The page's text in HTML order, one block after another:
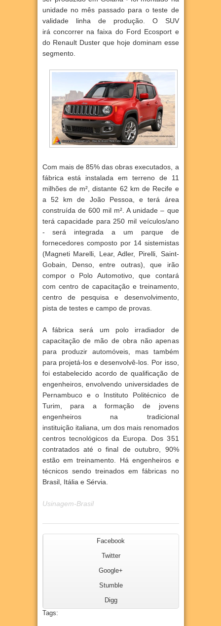
unidade no mês passado para o teste de
validade linha de produção. O SUV
irá concorrer na faixa do Ford Ecosport e
do Renault Duster que hoje dominam esse
segmento.
Com mais de 85% das obras executados, a
fábrica está instalada em terreno de 11
milhões de m², distante 62 km de Recife e
a 52 km de João Pessoa, e terá área
construída de 600 mil m². A unidade – que
terá capacidade para 250 mil veículos/ano
- será integrada a um parque de
fornecedores composto por 14 sistemistas
(Magneti Marelli, Lear, Adler, Pirelli, Saint-
Gobain, Denso, entre outras), que irão
compor o Polo Automotivo, que contará
com centro de capacitação e treinamento,
centro de pesquisa e desenvolvimento,
pista de testes e campo de provas.
A fábrica será um polo irradiador de
capacitação de mão de obra não apenas
para produzir automóveis, mas também
para projetá-los e desenvolvê-los. Por isso,
foi estabelecido acordo de qualificação de
engenheiros, envolvendo universidades de
Pernambuco e o Instituto Politécnico de
Turim, para a formação de jovens
engenheiros na tradicional
instituição italiana, um dos mais renomados
centros tecnológicos da Europa. Dos 351
contratados até o final de outubro, 90%
estão em treinamento. Há engenheiros e
técnicos sendo treinados em fábricas no
Brasil, Itália e Sérvia.
Usinagem-Brasil
Facebook
Twitter
Google+
Stumble
Digg
Tags: